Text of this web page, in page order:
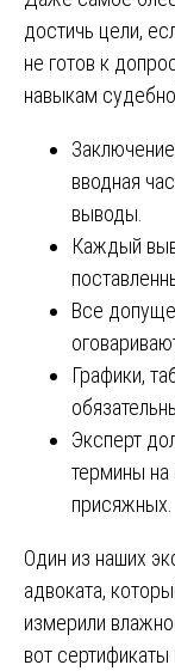
достичь цели,
не готов к
навыкам
вводная
выводы.
Каждый
Все
Графики,
Эксперт
термины
присяжных.
Один из наших
адвоката,
измерили
вот сертификаты